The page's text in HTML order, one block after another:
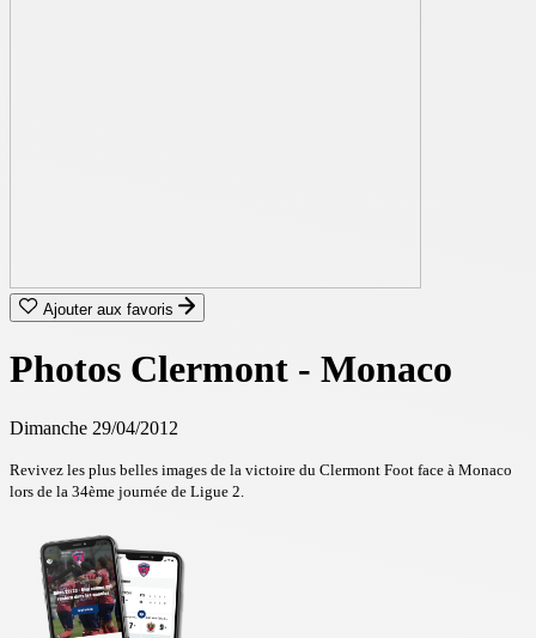
Ajouter aux favoris
Photos Clermont - Monaco
Dimanche 29/04/2012
Revivez les plus belles images de la victoire du Clermont Foot face à Monaco
lors de la 34ème journée de Ligue 2.